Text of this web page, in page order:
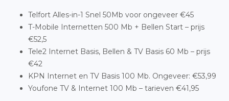
Telfort Alles-in-1 Snel 50Mb voor ongeveer €45
T-Mobile Internetten 500 Mb + Bellen Start – prijs
€52,5
Tele2 Internet Basis, Bellen & TV Basis 60 Mb – prijs
€42
KPN Internet en TV Basis 100 Mb. Ongeveer: €53,99
Youfone TV & Internet 100 Mb – tarieven €41,95